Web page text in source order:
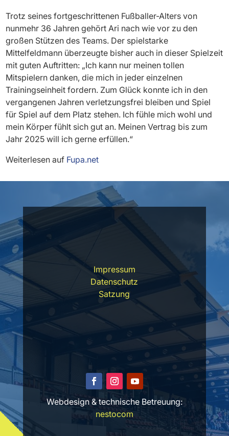
Trotz seines fortgeschrittenen Fußballer-Alters von
nunmehr 36 Jahren gehört Ari nach wie vor zu den
großen Stützen des Teams. Der spielstarke
Mittelfeldmann überzeugte bisher auch in dieser Spielzeit
mit guten Auftritten: „Ich kann nur meinen tollen
Mitspielern danken, die mich in jeder einzelnen
Trainingseinheit fordern. Zum Glück konnte ich in den
vergangenen Jahren verletzungsfrei bleiben und Spiel
für Spiel auf dem Platz stehen. Ich fühle mich wohl und
mein Körper fühlt sich gut an. Meinen Vertrag bis zum
Jahr 2025 will ich gerne erfüllen.“
Weiterlesen auf Fupa.net
Impressum
Datenschutz
Satzung
Webdesign & technische Betreuung:
nestocom